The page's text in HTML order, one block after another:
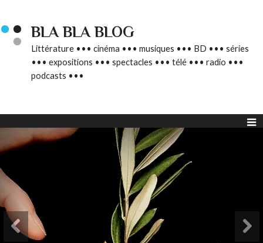
BLA BLA BLOG
Littérature ••• cinéma ••• musiques ••• BD ••• séries
••• expositions ••• spectacles ••• télé ••• radio •••
podcasts •••